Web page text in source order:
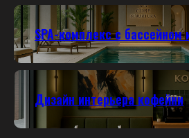
SPA-комплекс с бассейном
Дизайн интерьера кофейни